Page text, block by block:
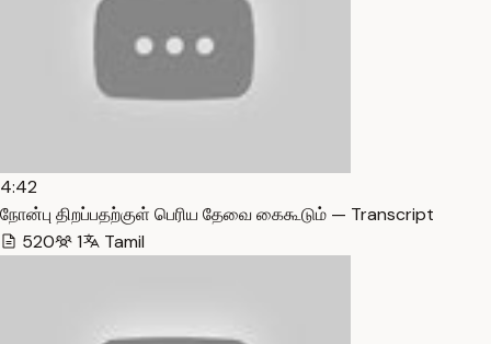
4:42
நோன்பு திறப்பதற்குள் பெரிய தேவை கைகூடும் — Transcript
520
1 Tamil